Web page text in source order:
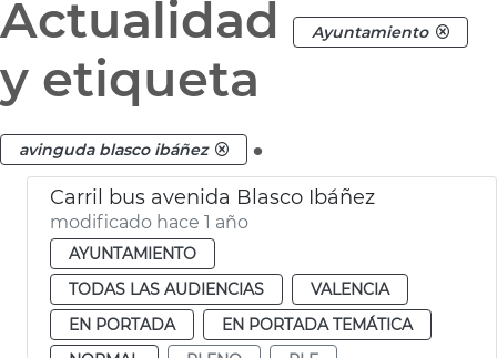
Actualidad
Ayuntamiento
y etiqueta
avinguda blasco ibáñez .
Carril bus avenida Blasco Ibáñez
modificado hace 1 año
AYUNTAMIENTO
TODAS LAS AUDIENCIAS
VALENCIA
EN PORTADA
EN PORTADA TEMÁTICA